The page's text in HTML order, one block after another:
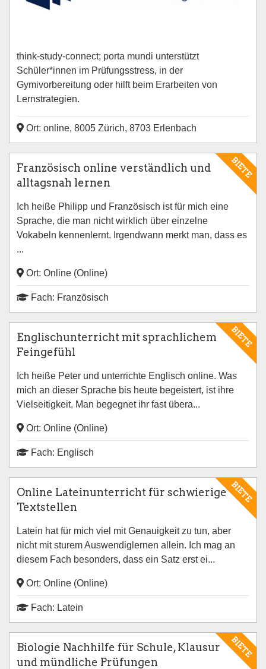
think-study-connect; porta mundi unterstützt
Schüler*innen im Prüfungsstress, in der
Gymivorbereitung oder hilft beim Erarbeiten von
Lernstrategien.
Ort: online, 8005 Zürich, 8703 Erlenbach
BIETE
Französisch online verständlich und
alltagsnah lernen
Ich heiße Philipp und Französisch ist für mich eine
Sprache, die man nicht wirklich über einzelne
Vokabeln kennenlernt. Irgendwann merkt man, dass es
...
Ort: Online (Online)
Fach: Französisch
BIETE
Englischunterricht mit sprachlichem
Feingefühl
Ich heiße Peter und unterrichte Englisch online. Was
mich an dieser Sprache bis heute begeistert, ist ihre
Vielseitigkeit. Man begegnet ihr fast übera...
Ort: Online (Online)
Fach: Englisch
BIETE
Online Lateinunterricht für schwierige
Textstellen
Latein hat für mich viel mit Genauigkeit zu tun, aber
nicht mit sturem Auswendiglernen allein. Ich mag an
diesem Fach besonders, dass ein Satz erst ei...
Ort: Online (Online)
Fach: Latein
BIETE
Biologie Nachhilfe für Schule, Klausur
und mündliche Prüfungen